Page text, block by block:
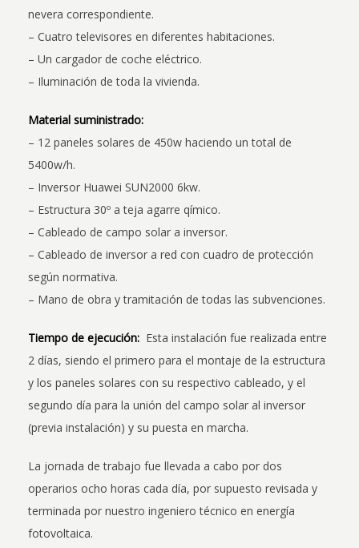
nevera correspondiente.
– Cuatro televisores en diferentes habitaciones.
– Un cargador de coche eléctrico.
– Iluminación de toda la vivienda.
Material suministrado:
– 12 paneles solares de 450w haciendo un total de
5400w/h.
– Inversor Huawei SUN2000 6kw.
– Estructura 30º a teja agarre qímico.
– Cableado de campo solar a inversor.
– Cableado de inversor a red con cuadro de protección
según normativa.
– Mano de obra y tramitación de todas las subvenciones.
Tiempo de ejecución: Esta instalación fue realizada entre
2 días, siendo el primero para el montaje de la estructura
y los paneles solares con su respectivo cableado, y el
segundo día para la unión del campo solar al inversor
(previa instalación) y su puesta en marcha.
La jornada de trabajo fue llevada a cabo por dos
operarios ocho horas cada día, por supuesto revisada y
terminada por nuestro ingeniero técnico en energía
fotovoltaica.